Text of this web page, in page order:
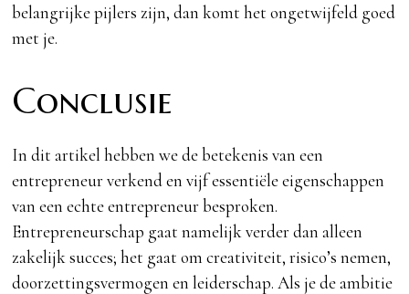
belangrijke pijlers zijn, dan komt het ongetwijfeld goed
met je.
Conclusie
In dit artikel hebben we de betekenis van een
entrepreneur verkend en vijf essentiële eigenschappen
van een echte entrepreneur besproken.
Entrepreneurschap gaat namelijk verder dan alleen
zakelijk succes; het gaat om creativiteit, risico’s nemen,
doorzettingsvermogen en leiderschap. Als je de ambitie